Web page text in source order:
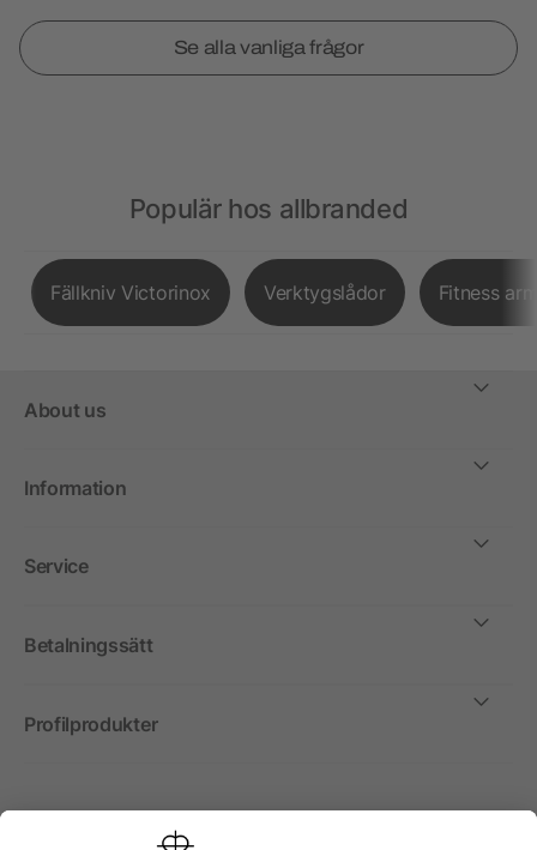
Se alla vanliga frågor
Populär hos allbranded
Fällkniv Victorinox Verktygslådor Fitness
About us
Information
Service
Betalningssätt
Profilprodukter
Internationellt